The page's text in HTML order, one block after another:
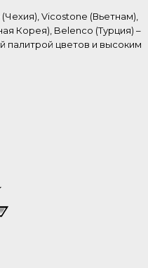
Vicostone (Вьетнам),
Корея), Belenco (Турция) –
палитрой цветов и высоким